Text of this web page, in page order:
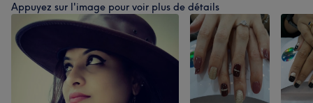
Appuyez sur l'image pour voir plus de détails